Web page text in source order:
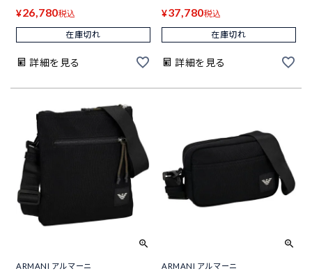
¥26,780税込
在庫切れ
詳細を見る
¥37,780税込
在庫切れ
詳細を見る
ARMANI アルマーニ ARMANI アルマーニ